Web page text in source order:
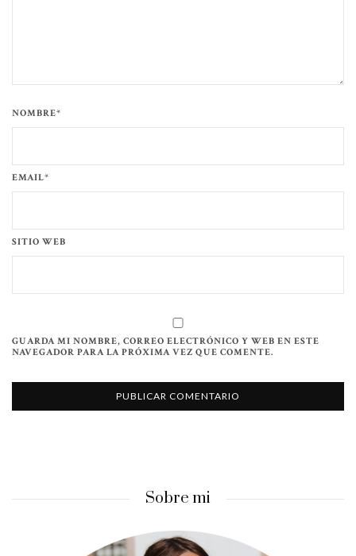
NOMBRE*
EMAIL*
SITIO WEB
GUARDA MI NOMBRE, CORREO ELECTRÓNICO Y WEB EN ESTE
NAVEGADOR PARA LA PRÓXIMA VEZ QUE COMENTE.
Sobre mi